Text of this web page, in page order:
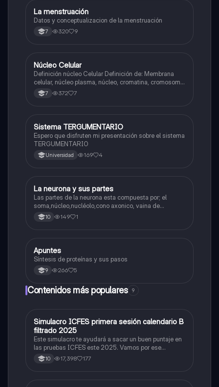
Biologia
La menstruación
Datos y conceptualizacion de la menstruación
7 320 9
Biologia
Núcleo Celular
Definición núcleo Celular Definición de: Membrana
celular, núcleo plasma, núcleo, cromatina, cromosoma
Interfase Fases de la interfase
7 372 7
Biologia
Sistema TERGUMENTARIO
Espero que disfruten mi presentación sobre el sistema
TERGUMENTARIO
Universidad 169 4
Biologia
La neurona y sus partes
Las partes de la neurona esta compuesta por; el
soma,núcleo,nucléolo,cono axonico, vaina de
mielina,celula schwan,núcleo de schwann,nódulo de
Ranvier,terminal axonico Arborizacion terminal, botón
10 149 1
Biologia
Apuntes
Síntesis de proteínas y sus pasos
9 266 5
Contenidos más populares 9
ICFES: Matemáticas
Simulacro ICFES primera sesión calendario B
filtrado 2025
Este simulacro te ayudará a sacar un buen puntaje en
las pruebas ICFES este 2025. Vamos por ese
500/500. Y poder ser admitido en la universidad que
quieras, estudiar la carrera que quieres y no la que te
10 17,398 177